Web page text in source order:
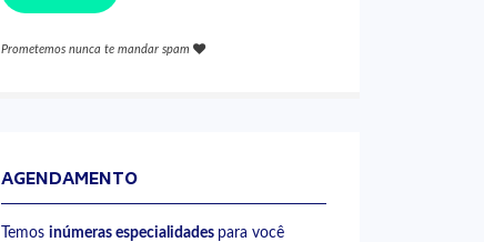
Prometemos nunca te mandar spam
AGENDAMENTO
Temos inúmeras especialidades para você